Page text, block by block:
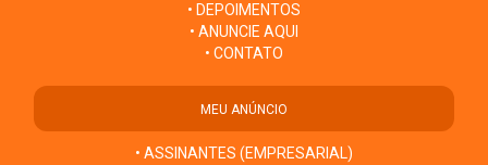
• DEPOIMENTOS
• ANUNCIE AQUI
• CONTATO
MEU ANÚNCIO
• ASSINANTES (EMPRESARIAL)